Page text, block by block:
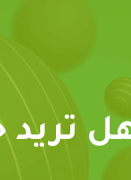
تريد